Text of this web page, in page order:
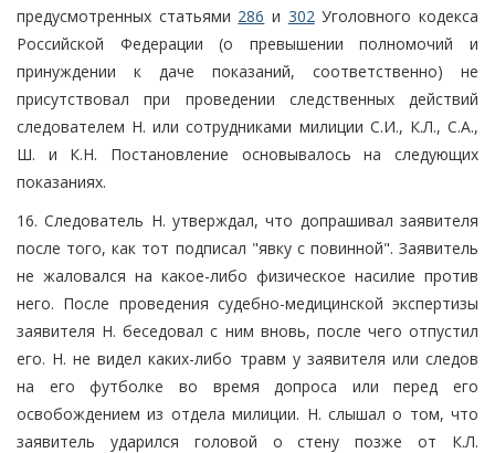
предусмотренных статьями 286 и 302 Уголовного кодекса
Российской Федерации (о превышении полномочий и
принуждении к даче показаний, соответственно) не
присутствовал при проведении следственных действий
следователем Н. или сотрудниками милиции С.И., К.Л., С.А.,
Ш. и К.Н. Постановление основывалось на следующих
показаниях.
16. Следователь Н. утверждал, что допрашивал заявителя
после того, как тот подписал "явку с повинной". Заявитель
не жаловался на какое-либо физическое насилие против
него. После проведения судебно-медицинской экспертизы
заявителя Н. беседовал с ним вновь, после чего отпустил
его. Н. не видел каких-либо травм у заявителя или следов
на его футболке во время допроса или перед его
освобождением из отдела милиции. Н. слышал о том, что
заявитель ударился головой о стену позже от К.Л.